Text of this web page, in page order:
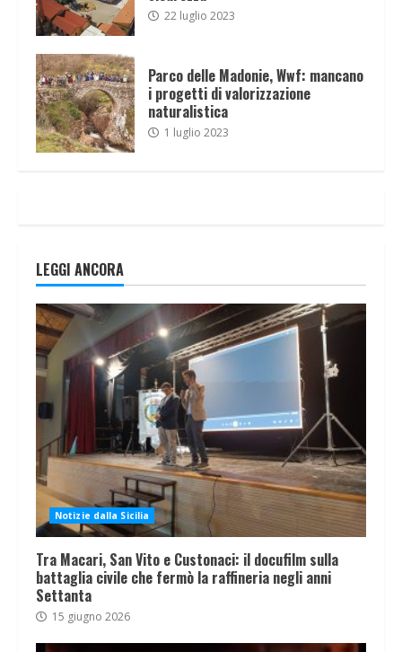
22 luglio 2023
Parco delle Madonie, Wwf: mancano
i progetti di valorizzazione
naturalistica
1 luglio 2023
LEGGI ANCORA
Notizie dalla Sicilia
Tra Macari, San Vito e Custonaci: il docufilm sulla
battaglia civile che fermò la raffineria negli anni
Settanta
15 giugno 2026